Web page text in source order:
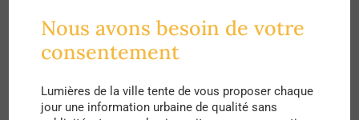
– l’une «climatique» et l’autre « sociale» – avec
un outil de planification stratégique pour faire
baisser la température et lutter contre la pollution
Nous avons besoin de votre
consentement
Lumières de la ville tente de vous proposer chaque
jour une information urbaine de qualité sans